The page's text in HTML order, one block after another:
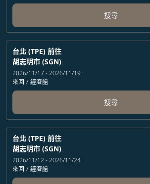
搜尋
台北 (TPE) 前往
胡志明市 (SGN)
2026/11/17 - 2026/11/19
來回 / 經濟艙
搜尋
台北 (TPE) 前往
胡志明市 (SGN)
2026/11/12 - 2026/11/24
來回 / 經濟艙